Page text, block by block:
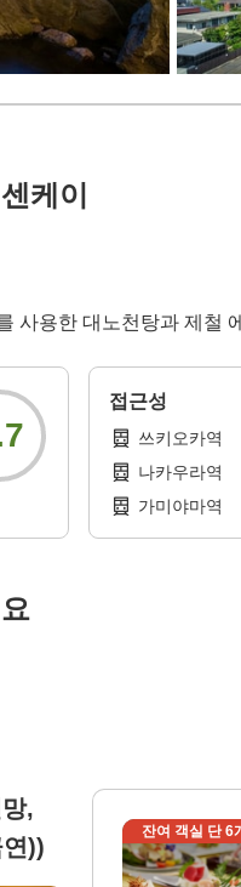
케이
사용한 대노천탕과 제철
접근성
쓰키오카역
나카우라역
가미야마역
,
))
잔여 객실 단6